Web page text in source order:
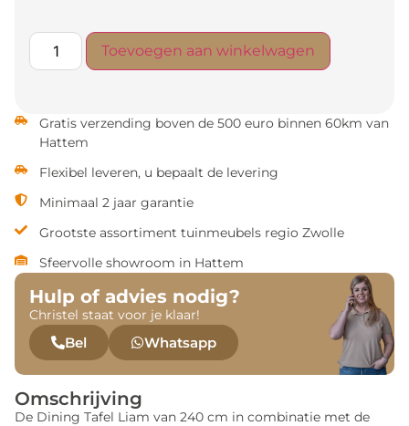
Toevoegen aan winkelwagen
Gratis verzending boven de 500 euro binnen 60km van
Hattem
Flexibel leveren, u bepaalt de levering
Minimaal 2 jaar garantie
Grootste assortiment tuinmeubels regio Zwolle
Sfeervolle showroom in Hattem
Hulp of advies nodig?
Christel staat voor je klaar!
Bel Whatsapp
Omschrijving
De Dining Tafel Liam van 240 cm in combinatie met de